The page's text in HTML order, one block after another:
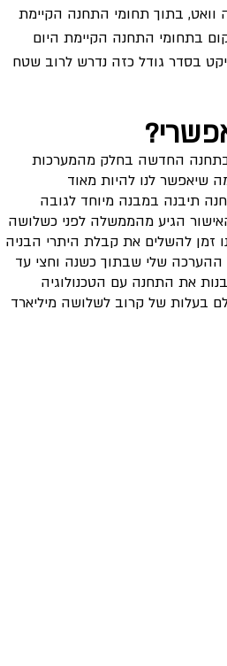
אישור הממשלה להקים תחנת כח נוספת בגודל של כ-650 מגה וואט, בתוך תחומי התחנה הקיימת
בתחומי התחנה הקיימת היום
בסדר גודל כזה נדרש לרוב שטח
החדשה בחלק מהמערכות
שיאפשר לנו להיות מאוד
תיבנה במבנה מיוחד לגובה
הגיע מהממשלה לפני כשלושה
זמן להשלים את קבלת היתרי הבניה
ההערכה שלי שבתוך כשנה וחצי עד
את התחנה עם הטכנולוגיה
בעלות של קרוב לשלושה מיליארד